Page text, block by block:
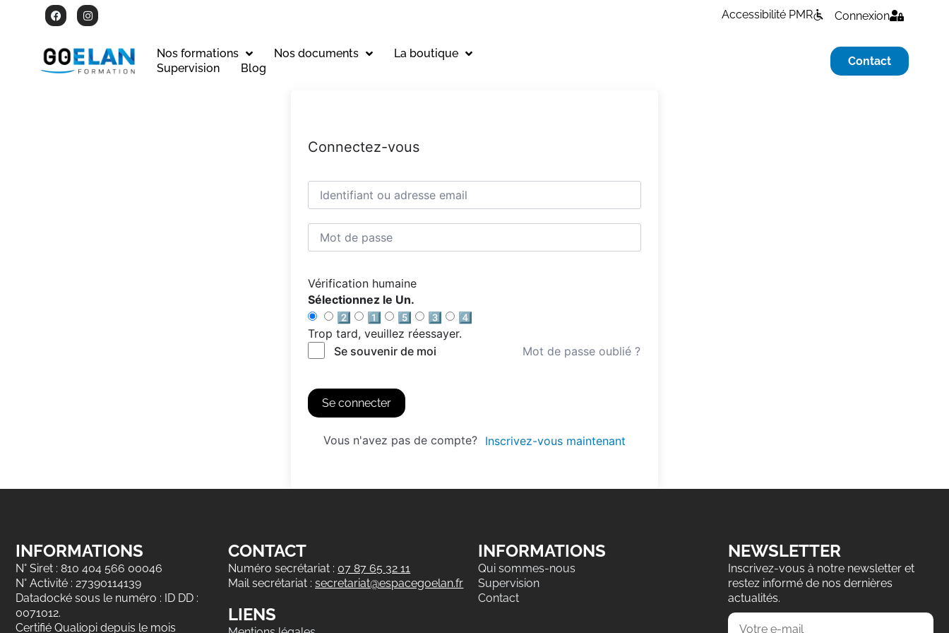
Accessibilité PMR Connexion
Nos formations Nos documents
La boutique
Supervision
Blog
Contact
Connectez-vous
Vérification humaine
Sélectionnez le Un.
2️⃣
1️⃣ 5️⃣ 3️⃣
4️⃣
Trop tard, veuillez réessayer.
Se souvenir de moi
Mot de passe oublié ?
Se connecter
Vous n'avez pas de compte? Inscrivez-vous maintenant
INFORMATIONS
N° Siret : 810 404 566 00046
N° Activité : 27390114139
Datadocké sous le numéro : ID DD :
0071012.
Certifié Qualiopi depuis le mois
CONTACT
Numéro secrétariat : 07 87 65 32 11
Mail secrétariat :secretariat@espacegoelan.fr
LIENS
INFORMATIONS
Qui sommes-nous
Supervision
Contact
NEWSLETTER
Inscrivez-vous à notre newsletter et
restez informé de nos dernières
actualités.